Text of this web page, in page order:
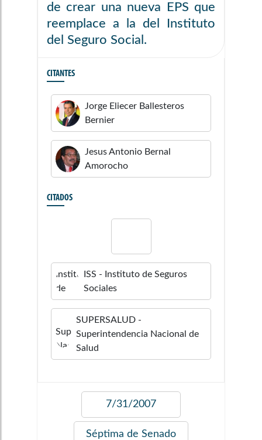
de crear una nueva EPS que
reemplace a la del Instituto
del Seguro Social.
CITANTES
Jorge Eliecer Ballesteros
Bernier
Jesus Antonio Bernal
Amorocho
CITADOS
ISS - Instituto de Seguros
Sociales
SUPERSALUD -
Superintendencia Nacional de
Salud
7/31/2007
Séptima de Senado